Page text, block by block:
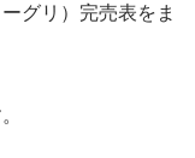
グリ）完売表をま